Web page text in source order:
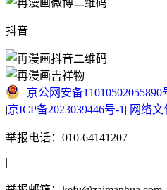
抖音
京公网安备11010502055890
|京ICP备2023039446号-1 | 网络文
举报电话：010-64141207
|